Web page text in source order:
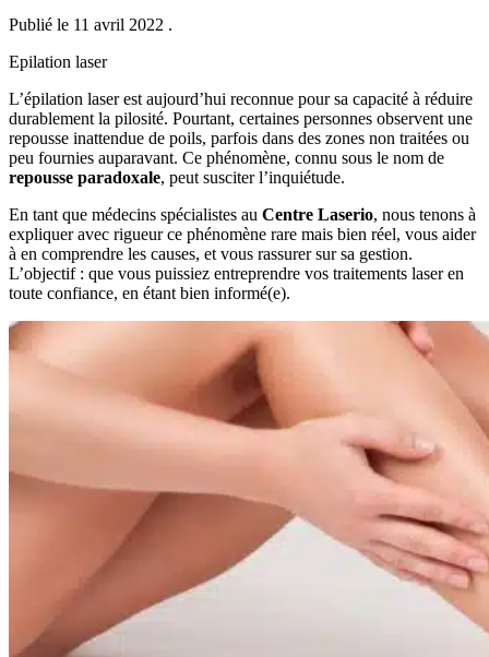
Publié le 11 avril 2022 .
Epilation laser
L’épilation laser est aujourd’hui reconnue pour sa capacité à réduire
durablement la pilosité. Pourtant, certaines personnes observent une
repousse inattendue de poils, parfois dans des zones non traitées ou
peu fournies auparavant. Ce phénomène, connu sous le nom de
repousse paradoxale, peut susciter l’inquiétude.
En tant que médecins spécialistes au Centre Laserio, nous tenons à
expliquer avec rigueur ce phénomène rare mais bien réel, vous aider
à en comprendre les causes, et vous rassurer sur sa gestion.
L’objectif : que vous puissiez entreprendre vos traitements laser en
toute confiance, en étant bien informé(e).